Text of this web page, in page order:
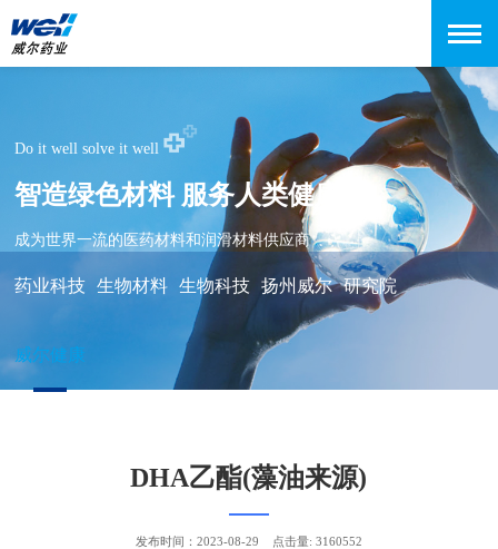
Do it well solve it well
智造绿色材料 服务人类健康
成为世界一流的医药材料和润滑材料供应商
药业科技 生物材料 生物科技 扬州威尔 研究院
威尔健康
DHA乙酯(藻油来源)